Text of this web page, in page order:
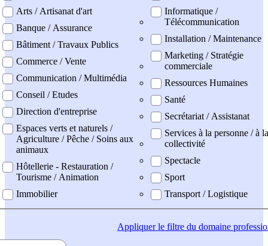
Arts / Artisanat d'art
Banque / Assurance
Bâtiment / Travaux Publics
Commerce / Vente
Communication / Multimédia
Conseil / Etudes
Direction d'entreprise
Espaces verts et naturels /
Agriculture / Pêche / Soins aux
animaux
Hôtellerie - Restauration /
Tourisme / Animation
Immobilier
Informatique /
Télécommunication
Installation / Maintenance
Marketing / Stratégie
commerciale
Ressources Humaines
Santé
Secrétariat / Assistanat
Services à la personne / à la
collectivité
Spectacle
Sport
Transport / Logistique
Appliquerle filtre du domaine